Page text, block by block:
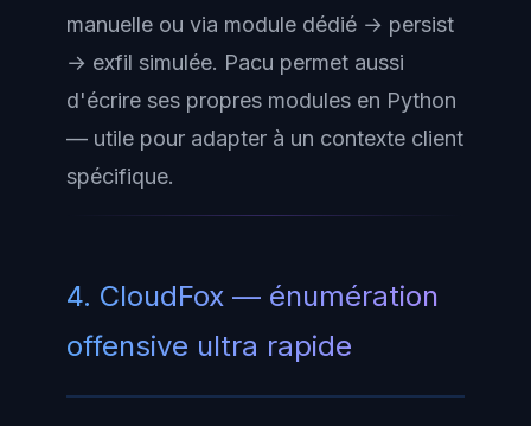
manuelle ou via module dédié → persist
→ exfil simulée. Pacu permet aussi
d'écrire ses propres modules en Python
— utile pour adapter à un contexte client
spécifique.
4. CloudFox — énumération
offensive ultra rapide